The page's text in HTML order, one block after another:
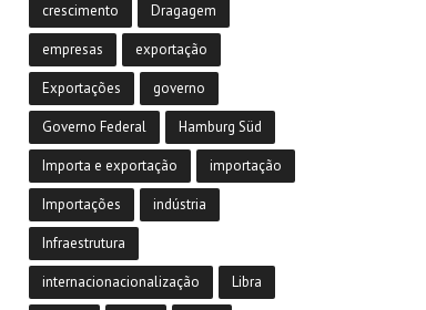
crescimento Dragagem
empresas exportação
Exportações governo
Governo Federal Hamburg Süd
Importa e exportação importação
Importações indústria
Infraestrutura
internacionacionalização Libra